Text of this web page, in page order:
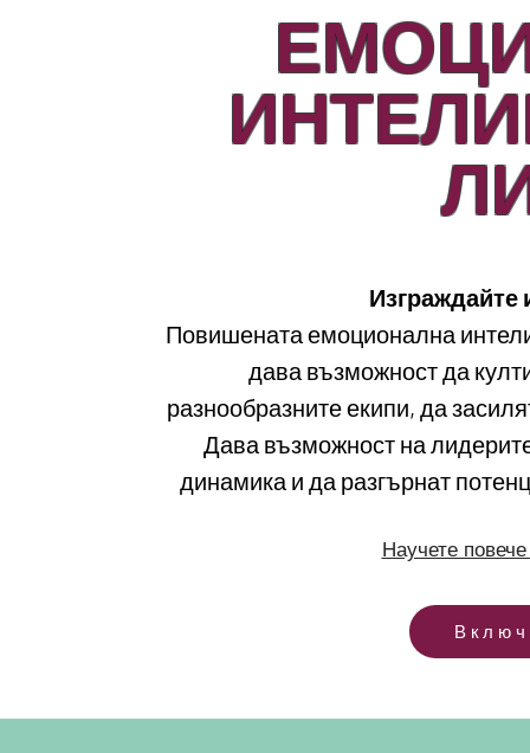
Изграждайте
Повишената емоционална
дава възможност да
разнообразните екипи, да
Дава възможност на
динамика и да разгърнат
Научете